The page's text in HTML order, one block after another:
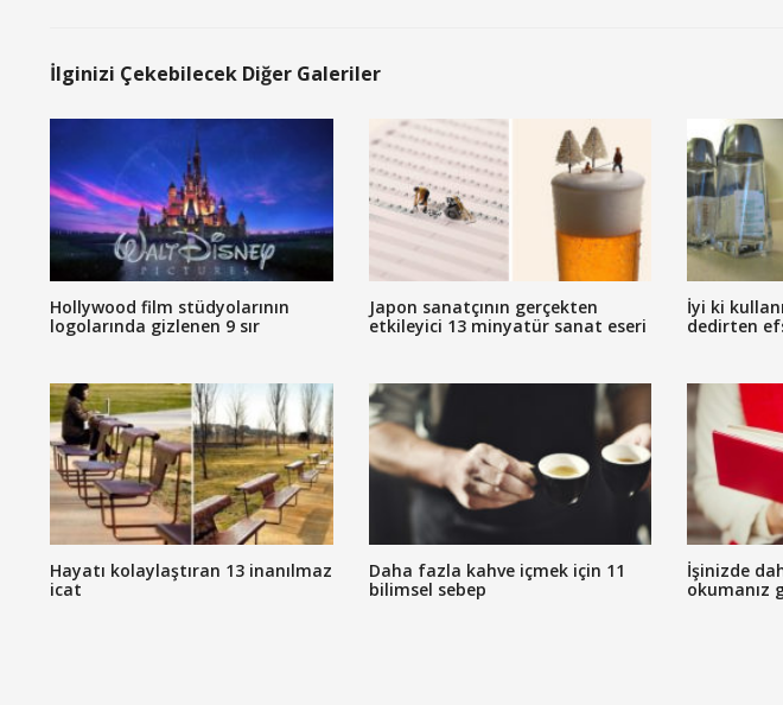
İlginizi Çekebilecek Diğer Galeriler
Hollywood film stüdyolarının
logolarında gizlenen 9 sır
Japon sanatçının gerçekten
etkileyici 13 minyatür sanat eseri
İyi ki
dedirten
Hayatı kolaylaştıran 13 inanılmaz
icat
Daha fazla kahve içmek için 11
bilimsel sebep
İşinizde
okumanız